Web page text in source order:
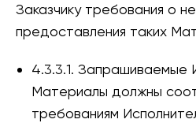
Заказчику требования о
предоставления таких
4.3.3.1. Запрашиваемые
Материалы должны
требованиям